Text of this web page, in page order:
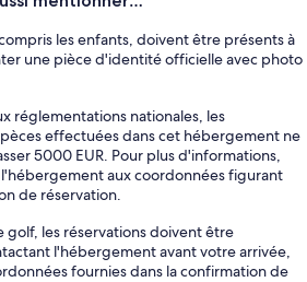
les enfants, doivent être présents à
une pièce d'identité officielle avec photo
réglementations nationales, les
effectuées dans cet hébergement ne
5000 EUR. Pour plus d'informations,
aux coordonnées figurant
de réservation.
golf, les réservations doivent être
l'hébergement avant votre arrivée,
fournies dans la confirmation de